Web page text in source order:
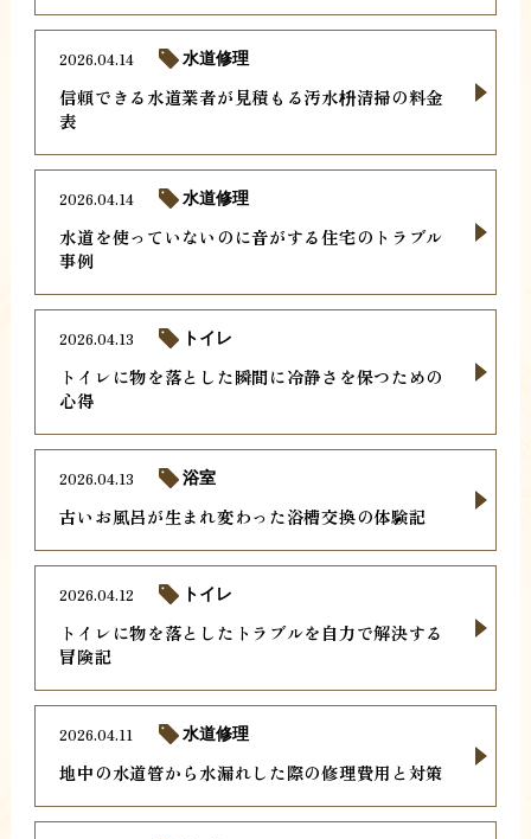
信頼できる水道業者が見積もる汚水枡清掃の料金
表
2026.04.14 水道修理
水道を使っていないのに音がする住宅のトラブル
事例
2026.04.14 水道修理
トイレに物を落とした瞬間に冷静さを保つための
心得
2026.04.13 トイレ
古いお風呂が生まれ変わった浴槽交換の体験記
2026.04.13 浴室
トイレに物を落としたトラブルを自力で解決する
冒険記
2026.04.12 トイレ
地中の水道管から水漏れした際の修理費用と対策
2026.04.11 水道修理